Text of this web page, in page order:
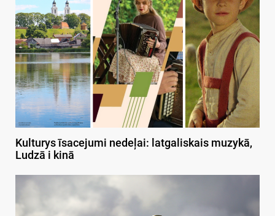
Kulturys īsacejumi nedeļai: latgaliskais muzykā,
Ludzā i kinā